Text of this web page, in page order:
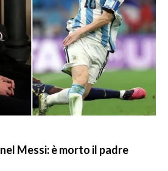
Messi: è morto il padre